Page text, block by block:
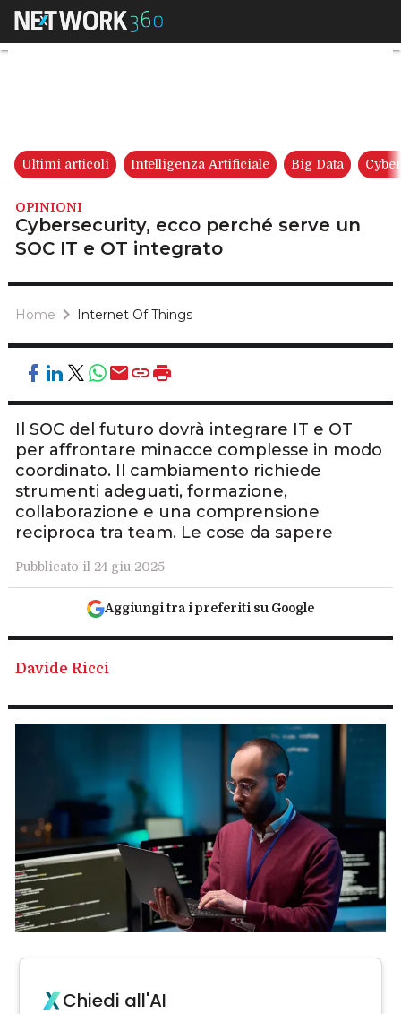
Cybersecurity, ecco perché
Ultimi articoli Intelligenza Artificiale Big Data
OPINIONI
Cybersecurity, ecco perché serve un
SOC IT e OT integrato
Home Internet Of Things
Il SOC del futuro dovrà integrare IT e OT
per affrontare minacce complesse in modo
coordinato. Il cambiamento richiede
strumenti adeguati, formazione,
collaborazione e una comprensione
reciproca tra team. Le cose da sapere
Pubblicato il 24 giu 2025
Aggiungi tra i preferiti su Google
Davide Ricci
Chiedi all'AI